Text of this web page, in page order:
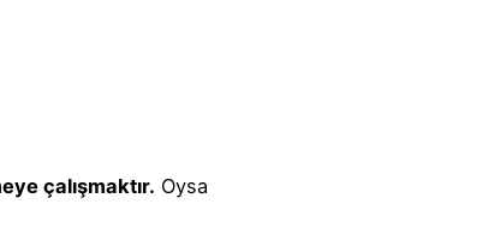
çalışmaktır. Oysa